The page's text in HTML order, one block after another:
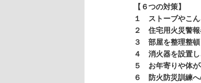
【６つの対策】
１ ストーブやこん
２ 住宅用火災警報
３ 部屋を整理整頓
４ 消火器を設置し
５ お年寄りや体が
６ 防火防災訓練へ